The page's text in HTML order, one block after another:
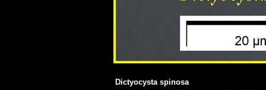
Dictyocysta spinosa